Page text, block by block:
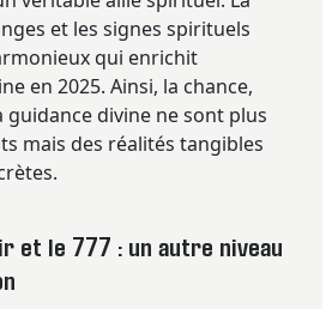
et les signes spirituels
qui enrichit
en 2025. Ainsi, la chance,
guidance divine ne sont plus
mais des réalités tangibles
et le 777 : un autre niveau